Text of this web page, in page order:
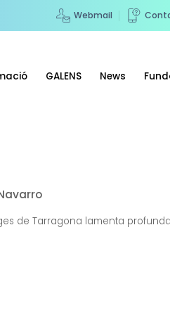
Webmail
GALENS News
de Tarragona lamenta